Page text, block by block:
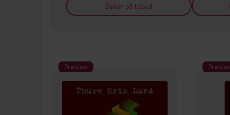
Bøker på tilbud
Premium